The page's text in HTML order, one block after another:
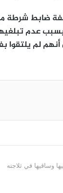
ضابط شرطة
بسبب عدم
لم يلتقوا